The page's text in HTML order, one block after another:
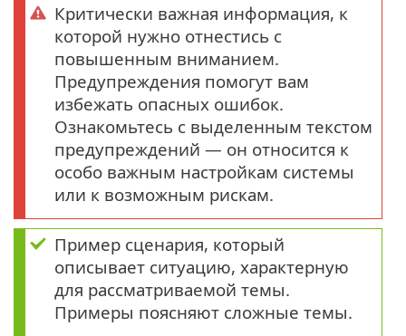
Критически важная информация, к
которой нужно отнестись с
повышенным вниманием.
Предупреждения помогут вам
избежать опасных ошибок.
Ознакомьтесь с выделенным текстом
предупреждений — он относится к
особо важным настройкам системы
или к возможным рискам.
Пример сценария, который
описывает ситуацию, характерную
для рассматриваемой темы.
Примеры поясняют сложные темы.